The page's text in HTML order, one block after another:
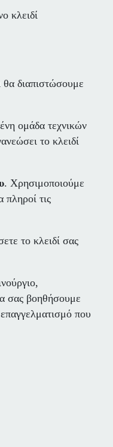
κλειδί
θα διαπιστώσουμε
ομάδα τεχνικών
το κλειδί
. Χρησιμοποιούμε
πληροί τις
το κλειδί σας
σας βοηθήσουμε
που